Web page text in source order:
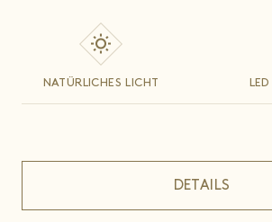
NATÜRLICHES LICHT
DETAILS